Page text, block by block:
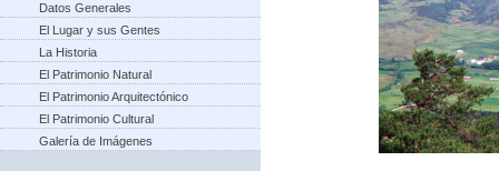
Datos Generales
El Lugar y sus Gentes
La Historia
El Patrimonio Natural
El Patrimonio Arquitectónico
El Patrimonio Cultural
Galería de Imágenes